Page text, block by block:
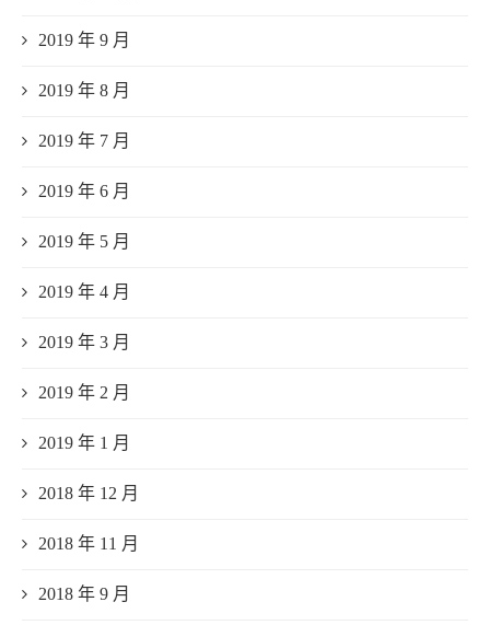
2019 年 9 月
2019 年 8 月
2019 年 7 月
2019 年 6 月
2019 年 5 月
2019 年 4 月
2019 年 3 月
2019 年 2 月
2019 年 1 月
2018 年 12 月
2018 年 11 月
2018 年 9 月